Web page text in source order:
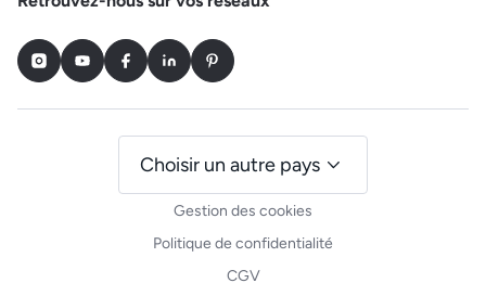
InstagramYoutubeFacebookLinkedInPinterest
Gestion des cookies
Politique de confidentialité
CGV
Choisir un autre pays